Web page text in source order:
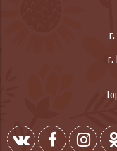
г.
г.